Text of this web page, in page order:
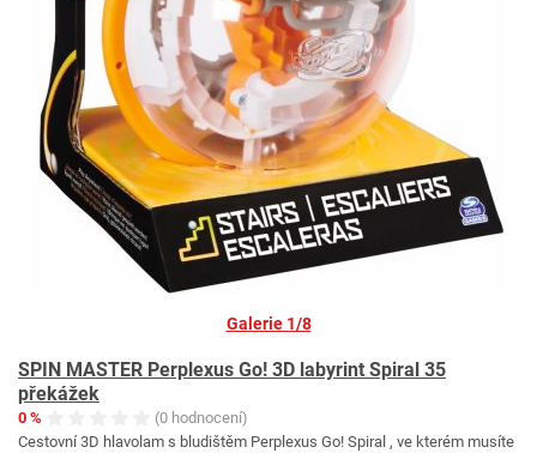
Galerie 1/8
SPIN MASTER Perplexus Go! 3D labyrint Spiral 35
překážek
0 %
(0 hodnocení)
Cestovní 3D hlavolam s bludištěm Perplexus Go! Spiral , ve kterém musíte